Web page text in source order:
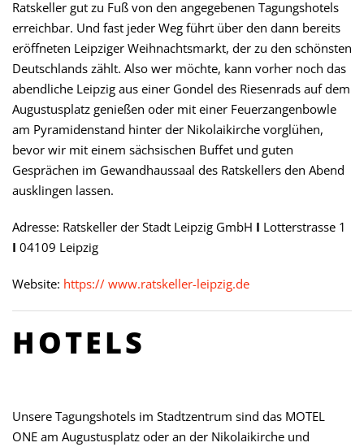
Ratskeller gut zu Fuß von den angegebenen Tagungshotels
erreichbar. Und fast jeder Weg führt über den dann bereits
eröffneten Leipziger Weihnachtsmarkt, der zu den schönsten
Deutschlands zählt. Also wer möchte, kann vorher noch das
abendliche Leipzig aus einer Gondel des Riesenrads auf dem
Augustusplatz genießen oder mit einer Feuerzangenbowle
am Pyramidenstand hinter der Nikolaikirche vorglühen,
bevor wir mit einem sächsischen Buffet und guten
Gesprächen im Gewandhaussaal des Ratskellers den Abend
ausklingen lassen.
Adresse: Ratskeller der Stadt Leipzig GmbH I Lotterstrasse 1
I 04109 Leipzig
Website: https:// www.ratskeller-leipzig.de
HOTELS
Unsere Tagungshotels im Stadtzentrum sind das MOTEL
ONE am Augustusplatz oder an der Nikolaikirche und